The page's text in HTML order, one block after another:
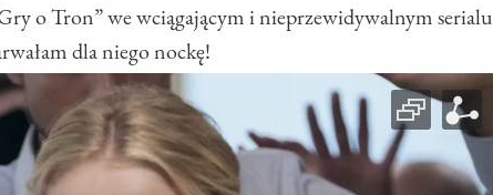
o Tron” we wciągającym i nieprzewidywalnym serialu
dla niego nockę!